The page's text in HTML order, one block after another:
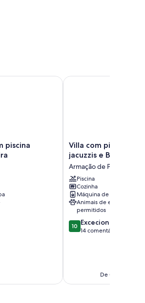
piscina
aquecível, Albufeira
Villa
com
piscina
aquecível,
2
jacuzzis
e
BBQ
Armação
de
Pêra
Villa com piscina
jacuzzis e BBQ
Armação de Pêra
Piscina
Cozinha
Máquina de lavar roupa
Animais de estimação
permitidos
Pontuação
de
10,
10 Excecional
14 comentários
De 02/01 até 3
Villa com piscina